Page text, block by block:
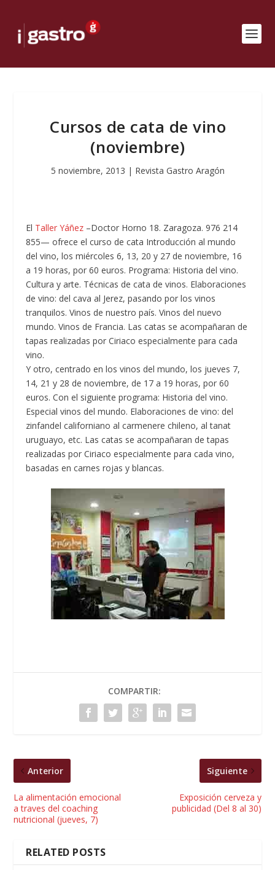
Cursos de cata de vino
(noviembre)
5 noviembre, 2013 | Revista Gastro Aragón
El Taller Yáñez –Doctor Horno 18. Zaragoza. 976 214
855— ofrece el curso de cata Introducción al mundo
del vino,los miércoles 6, 13, 20 y 27 de noviembre, 16
a 19 horas, por 60 euros. Programa: Historia del vino.
Cultura y arte. Técnicas de cata de vinos. Elaboraciones
de vino: del cava al Jerez, pasando por los vinos
tranquilos. Vinos de nuestro país. Vinos del nuevo
mundo. Vinos de Francia. Las catas se acompañaran de
tapas realizadas por Ciriaco especialmente para cada
vino.
Y otro,centrado en los vinos del mundo, los jueves 7,
14, 21 y 28 de noviembre, de 17 a 19 horas, por 60
euros. Con el siguiente programa: Historia del vino.
Especial vinos del mundo. Elaboraciones de vino: del
zinfandel californiano al carmenere chileno, al tanat
uruguayo, etc. Las catas se acompañaran de tapas
realizadas por Ciriaco especialmente para cada vino,
basadas en carnes rojas y blancas.
COMPARTIR:
Anterior
La alimentación emocional
a traves del coaching
nutricional (jueves, 7)
Siguiente
Exposición cerveza y
publicidad (Del 8 al 30)
RELATED POSTS